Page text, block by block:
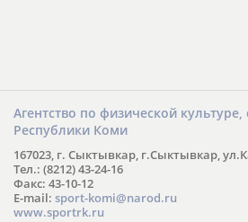
Агентство по физической
Республики Коми
167023, г. Сыктывкар, г.Сыктывкар,
Тел.: (8212) 43-24-16
Факс: 43-10-12
E-mail: sport-komi@narod.ru
www.sportrk.ru